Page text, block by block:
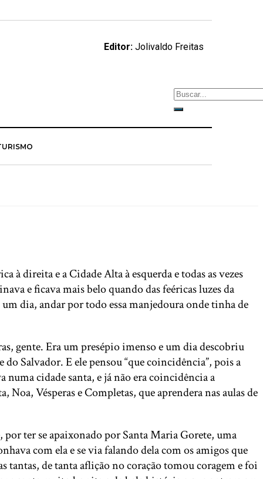
Editor:Jolivaldo Freitas
à direita e a Cidade Alta à esquerda e todas as vezes
e ficava mais belo quando das feéricas luzes da
dia, andar por todo essa manjedoura onde tinha de
gente. Era um presépio imenso e um dia descobriu
Salvador. E ele pensou “que coincidência”, pois a
numa cidade santa, e já não era coincidência a
Noa, Vésperas e Completas, que aprendera nas aulas de
ter se apaixonado por Santa Maria Gorete, uma
com ela e se via falando dela com os amigos que
tantas, de tanta aflição no coração tomou coragem e foi